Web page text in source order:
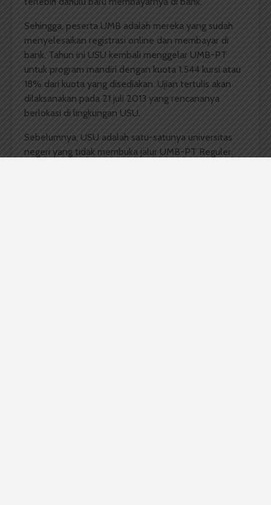
Sehingga, peserta UMB adalah mereka yang sudah
menyelesaikan registrasi online dan membayar di
bank. Tahun ini USU kembali menggelar UMB-PT
untuk program mandiri dengan kuota 1.544 kursi atau
18% dari kuota yang disediakan. Ujian tertulis akan
dilaksanakan pada 21 juli 2013 yang rencananya
berlokasi di lingkungan USU.
Sebelumnya, USU adalah satu-satunya universitas
negeri yang tidak membuka jalur UMB-PT Reguler.